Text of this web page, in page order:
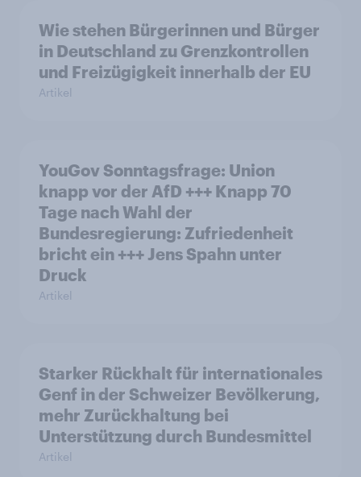
Wie stehen Bürgerinnen und Bürger
in Deutschland zu Grenzkontrollen
und Freizügigkeit innerhalb der EU
Artikel
YouGov Sonntagsfrage: Union
knapp vor der AfD +++ Knapp 70
Tage nach Wahl der
Bundesregierung: Zufriedenheit
bricht ein +++ Jens Spahn unter
Druck
Artikel
Starker Rückhalt für internationales
Genf in der Schweizer Bevölkerung,
mehr Zurückhaltung bei
Unterstützung durch Bundesmittel
Artikel